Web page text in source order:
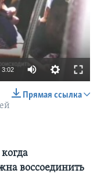
available
3:02
Прямая ссылка
воссоединить